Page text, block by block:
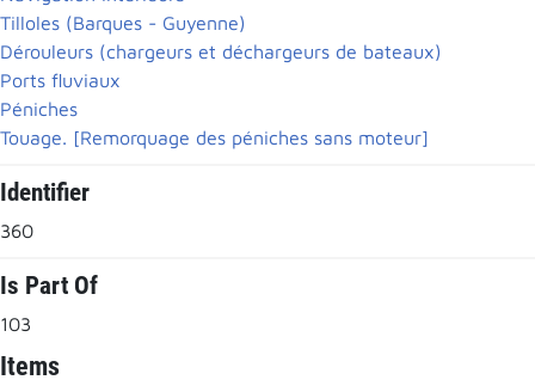
Tilloles (Barques - Guyenne)
Dérouleurs (chargeurs et déchargeurs de bateaux)
Ports fluviaux
Péniches
Touage. [Remorquage des péniches sans moteur]
Identifier
360
Is Part Of
103
Items